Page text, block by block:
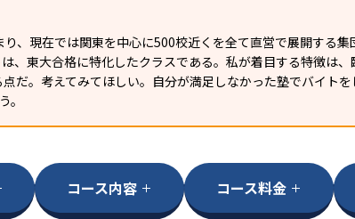
、現在では関東を中心に500校近くを全て直営で展開する集
、東大合格に特化したクラスである。私が着目する特徴は、
だ。考えてみてほしい。自分が満足しなかった塾でバイトを
。
コース内容 コース料金